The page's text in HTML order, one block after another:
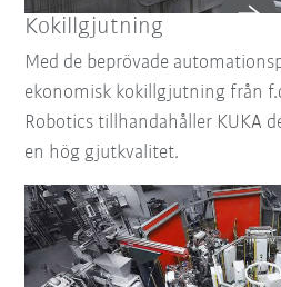
Kokillgjutning
Med de beprövade
ekonomisk kokillgjutning från
Robotics tillhandahåller KUKA
en hög gjutkvalitet.